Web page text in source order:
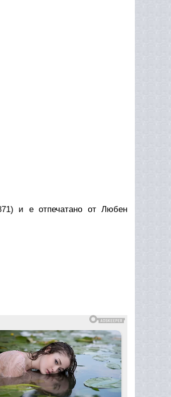
и е отпечатано от Любен